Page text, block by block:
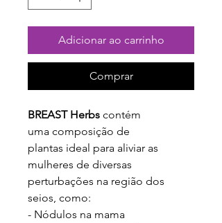
Adicionar ao carrinho
Comprar
BREAST Herbs contém
uma composição de
plantas ideal para aliviar as
mulheres de diversas
perturbações na região dos
seios, como:
- Nódulos na mama